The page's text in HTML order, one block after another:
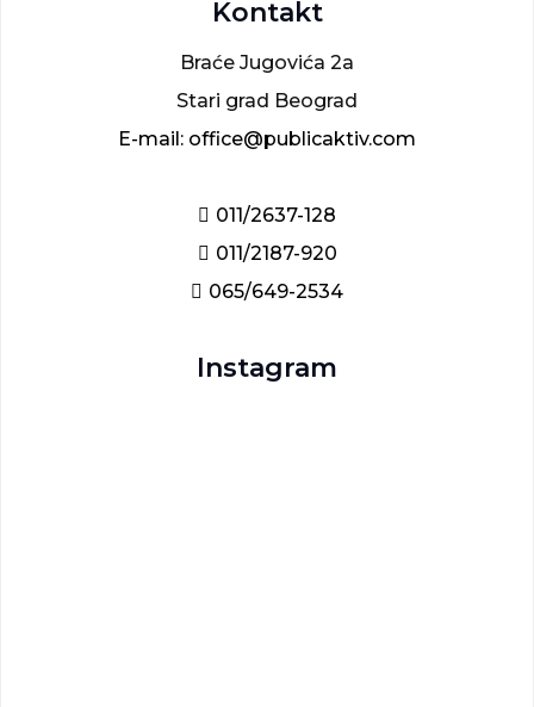
Kontakt
Braće Jugovića 2a
Stari grad Beograd
E-mail: office@publicaktiv.com
011/2637-128
011/2187-920
065/649-2534
Instagram